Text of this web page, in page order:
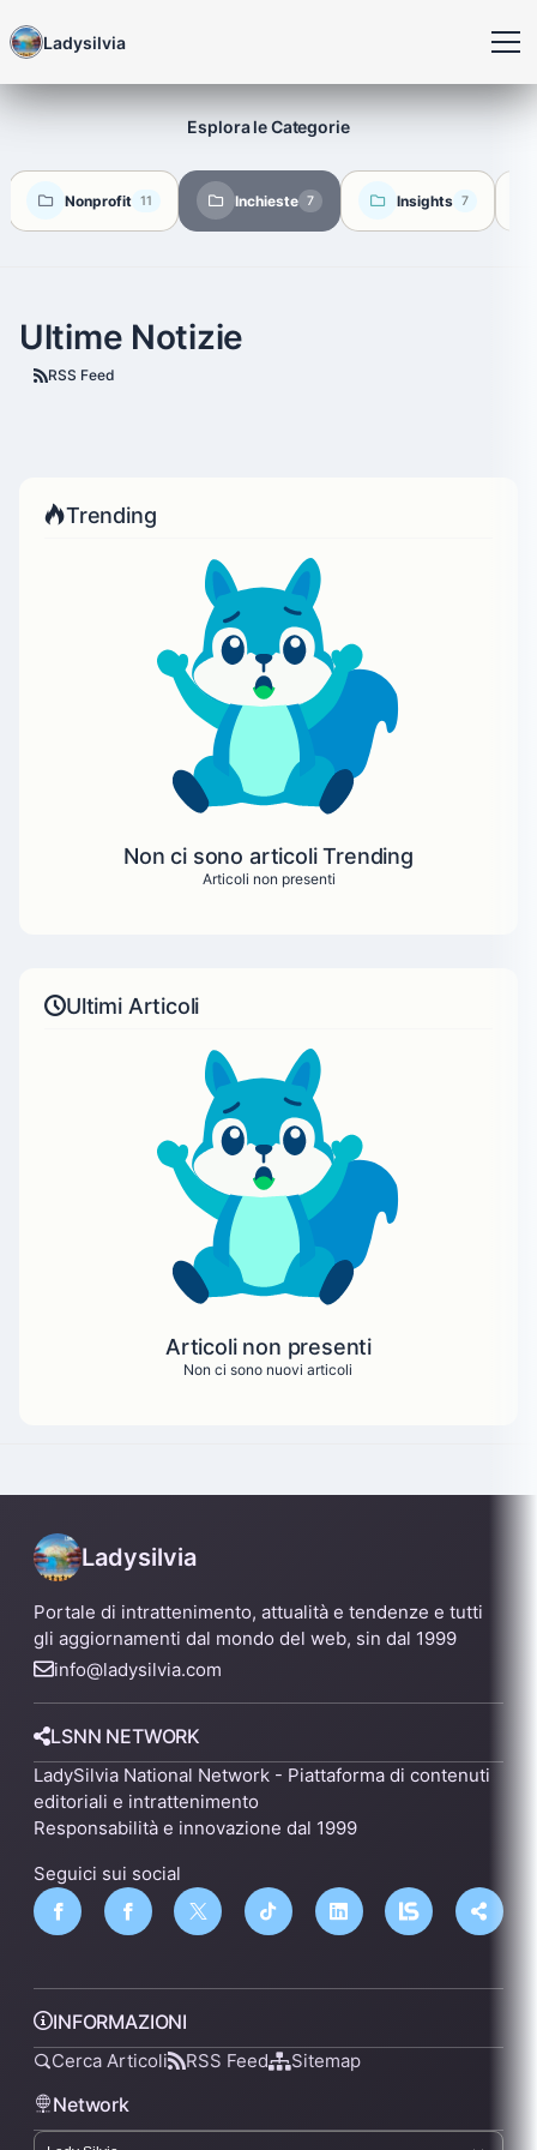
Ladysilvia
Esplora le Categorie
Nonprofit 11 Inchieste 7 Insights 7
Ultime Notizie
RSS Feed
Trending
Non ci sono articoli Trending
Articoli non presenti
Ultimi Articoli
Articoli non presenti
Non ci sono nuovi articoli
Ladysilvia
Portale di intrattenimento, attualità e tendenze e tutti
gli aggiornamenti dal mondo del web, sin dal 1999
info@ladysilvia.com
LSNN NETWORK
LadySilvia National Network - Piattaforma di contenuti
editoriali e intrattenimento
Responsabilità e innovazione dal 1999
Seguici sui social
INFORMAZIONI
Cerca Articoli RSS Feed Sitemap
Network